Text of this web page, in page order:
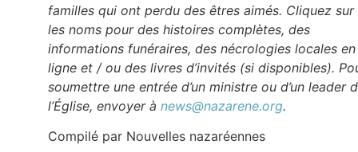
familles qui ont perdu des êtres aimés. Cliquez sur
les noms pour des histoires complètes, des
informations funéraires, des nécrologies locales en
ligne et / ou des livres d’invités (si disponibles).
soumettre une entrée d’un ministre ou d’un leader
l’Église, envoyer à news@nazarene.org.
Compilé par Nouvelles nazaréennes